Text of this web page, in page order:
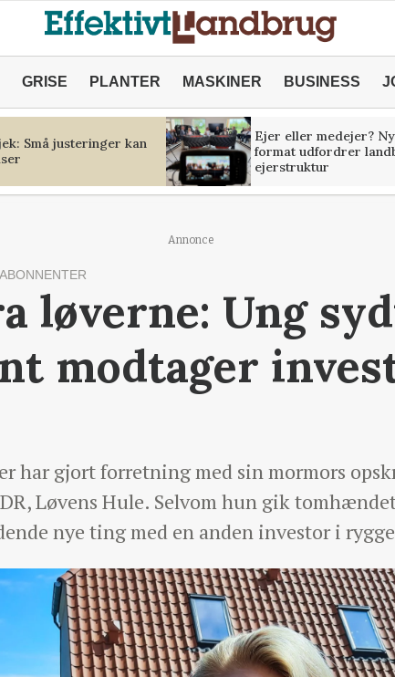
GRISE PLANTER MASKINER BUSINESS
Små justeringer kan
Ejer eller medejer?
format udfordrer
ejerstruktur
Annonce
løverne: Ung
modtager
har gjort forretning med sin mormors
Løvens Hule. Selvom hun gik
nye ting med en anden investor i